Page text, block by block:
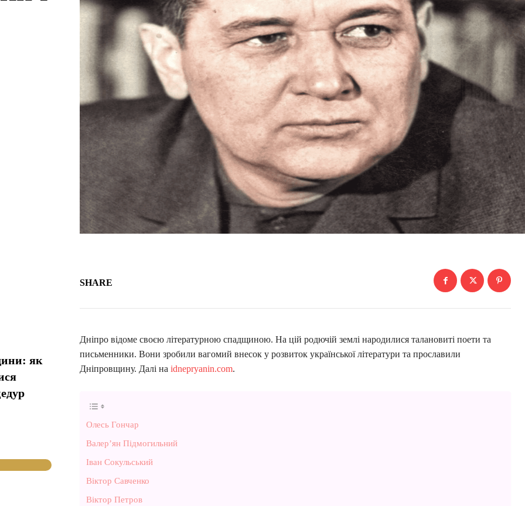
як
SHARE
Дніпро відоме своєю літературною спадщиною. На цій родючій землі народилися талановиті поети та
письменники. Вони зробили вагомий внесок у розвиток української літератури та прославили
Дніпровщину. Далі на idnepryanin.com.
Олесь Гончар
Валер’ян Підмогильний
Іван Сокульський
Віктор Савченко
Віктор Петров